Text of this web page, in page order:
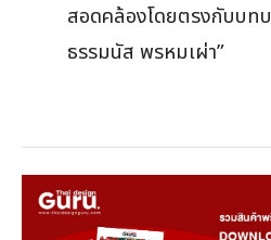
สอดคล้องโดยตรงกับบท
ธรรมนัส พรหมเผ่า”